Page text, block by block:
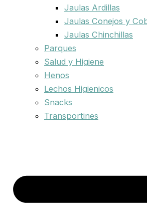
Jaulas Ardillas
Jaulas Conejos y
Jaulas Chinchillas
Parques
Salud y Higiene
Henos
Lechos Higienicos
Snacks
Transportines